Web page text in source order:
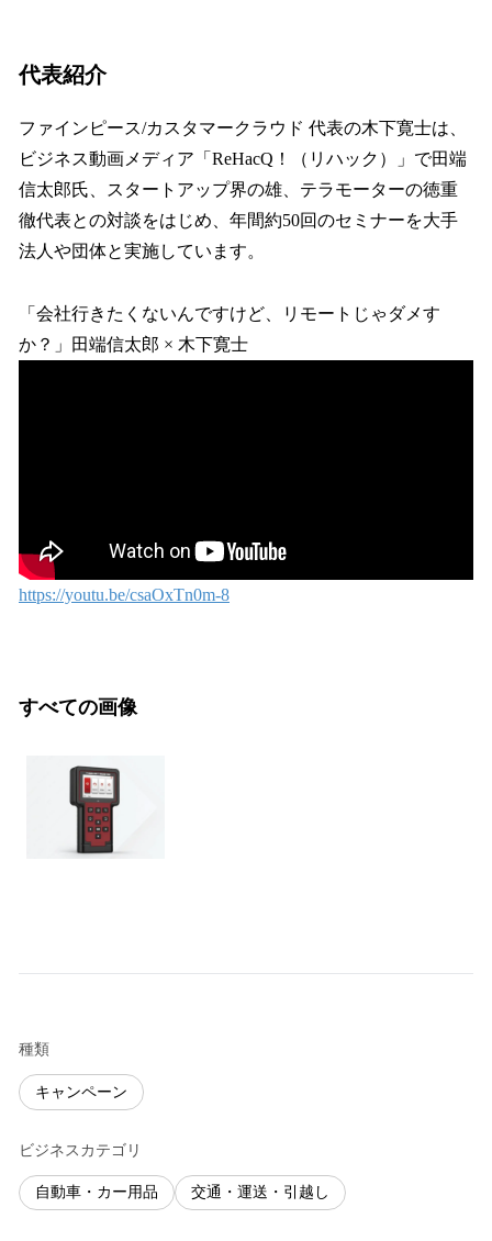
代表紹介
ファインピース/カスタマークラウド 代表の木下寛士は、
ビジネス動画メディア「ReHacQ！（リハック）」で田端
信太郎氏、スタートアップ界の雄、テラモーターの徳重
徹代表との対談をはじめ、年間約50回のセミナーを大手
法人や団体と実施しています。
「会社行きたくないんですけど、リモートじゃダメす
か？」田端信太郎 × 木下寛士
https://youtu.be/csaOxTn0m-8
すべての画像
種類
キャンペーン
ビジネスカテゴリ
自動車・カー用品 交通・運送・引越し